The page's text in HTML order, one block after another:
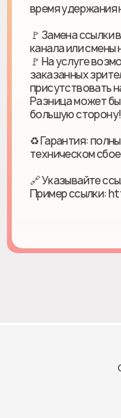
время удержания
🚩 Замена ссылки
канала или смены
🚩 На услуге
заказанных
присутствовать
Разница может
большую
♻ Гарантия:
техническом сбое
🔗 Указывайте
Пример ссылки: